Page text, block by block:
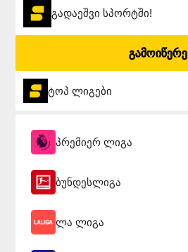
გადაეშვი სპორტში!
გამოიწერე
ტოპ ლიგები
პრემიერ ლიგა
ბუნდესლიგა
ლა ლიგა